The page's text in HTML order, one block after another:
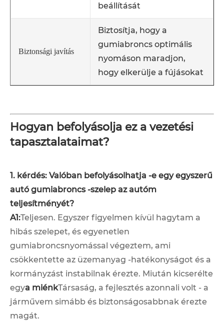
beállítását
Biztonsági javítás
Biztosítja, hogy a
gumiabroncs optimális
nyomáson maradjon,
hogy elkerülje a fújásokat
Hogyan befolyásolja ez a vezetési
tapasztalataimat?
1. kérdés: Valóban befolyásolhatja -e egy egyszerű
autó gumiabroncs -szelep az autóm
teljesítményét?
A1:Teljesen. Egyszer figyelmen kívül hagytam a
hibás szelepet, és egyenetlen
gumiabroncsnyomással végeztem, ami
csökkentette az üzemanyag -hatékonyságot és a
kormányzást instabilnak érezte. Miután kicserélte
egya miénkTársaság, a fejlesztés azonnali volt - a
járművem simább és biztonságosabbnak érezte
magát.